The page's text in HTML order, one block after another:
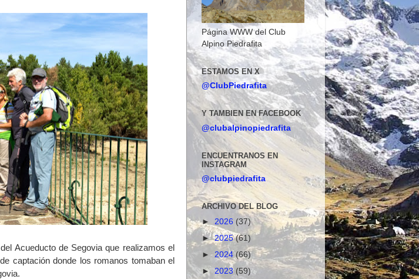
Acueducto de Segovia que realizamos el
captación donde los romanos tomaban el
Página WWW del Club
Alpino Piedrafita
ESTAMOS EN X
@ClubPiedrafita
Y TAMBIEN EN FACEBOOK
@clubalpinopiedrafita
ENCUENTRANOS EN
INSTAGRAM
@clubpiedrafita
ARCHIVO DEL BLOG
► 2026 (37)
►2025(61)
► 2024(66)
►2023(59)